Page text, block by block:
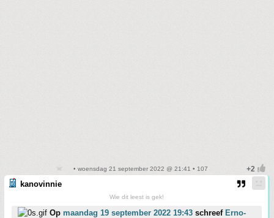
• woensdag 21 september 2022 @ 21:41 • 107
kanovinnie
Wie dit leest is gek!
Op maandag 19 september 2022 19:43 schreef Erno-